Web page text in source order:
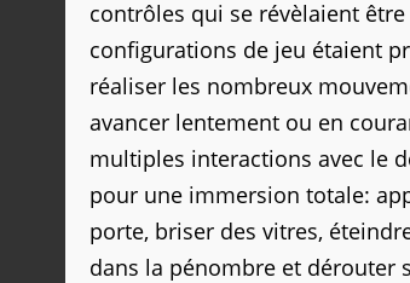
contrôles qui se révèlaient
configurations de jeu étaient
réaliser les nombreux
avancer lentement ou en
multiples interactions avec le
pour une immersion totale:
porte, briser des vitres,
dans la pénombre et dérouter